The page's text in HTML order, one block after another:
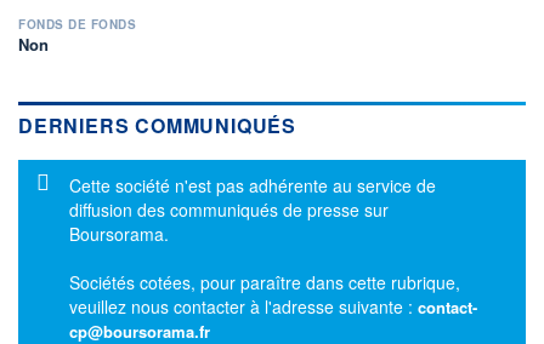
FONDS DE FONDS
Non
DERNIERS COMMUNIQUÉS
Message d'information
Cette société n'est pas adhérente au service de
diffusion des communiqués de presse sur
Boursorama.
Sociétés cotées, pour paraître dans cette rubrique,
veuillez nous contacter à l'adresse suivante : contact-
cp@boursorama.fr